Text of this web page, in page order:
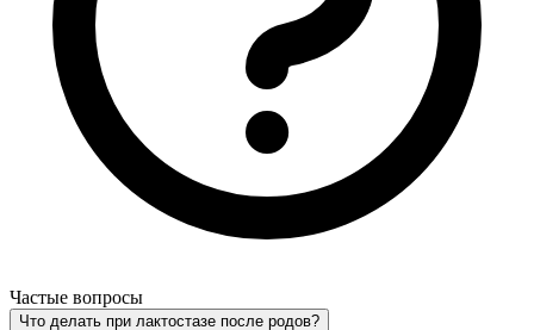
Частые вопросы
Что делать при лактостазе после родов?